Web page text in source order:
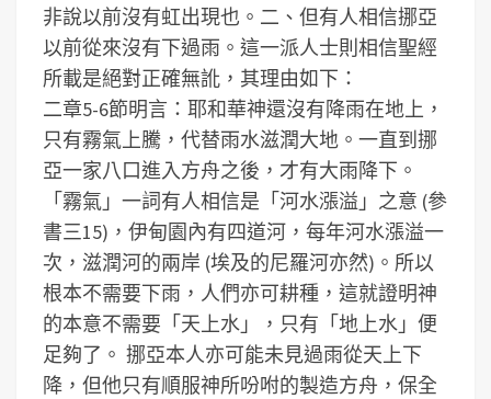
非說以前沒有虹出現也。 二、但有人相信挪亞
以前從來沒有下過雨。這一派人士則相信聖經
所載是絕對正確無訛，其理由如下：
二章5-6節明言：耶和華神還沒有降雨在地上，
只有霧氣上騰，代替雨水滋潤大地。一直到挪
亞一家八口進入方舟之後，才有大雨降下。
「霧氣」一詞有人相信是「河水漲溢」之意 (參
書三15)，伊甸園內有四道河，每年河水漲溢一
次，滋潤河的兩岸 (埃及的尼羅河亦然)。所以
根本不需要下雨，人們亦可耕種，這就證明神
的本意不需要「天上水」，只有「地上水」便
足夠了。 挪亞本人亦可能未見過雨從天上下
降，但他只有順服神所吩咐的製造方舟，保全